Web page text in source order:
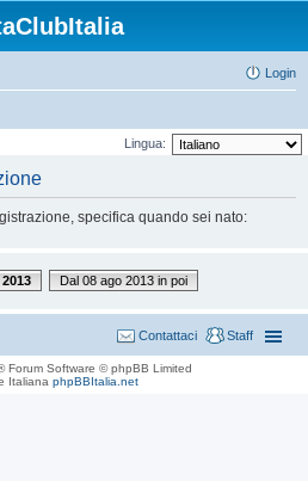
Login
Lingua:
specifica quando sei nato:
Dal 08 ago 2013 in poi
Staff
Contattaci
Forum Software © phpBB Limited
Italiana phpBBItalia.net